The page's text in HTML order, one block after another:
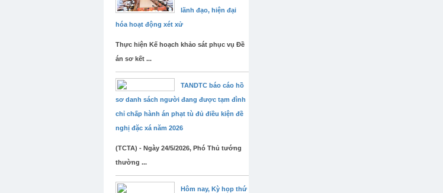
lãnh đạo, hiện đại
hóa hoạt động xét xử
Thực hiện Kế hoạch khảo sát phục vụ Đề
án sơ kết ...
TANDTC báo cáo hồ
sơ danh sách người đang được tạm đình
chỉ chấp hành án phạt tù đủ điều kiện đề
nghị đặc xá năm 2026
(TCTA) - Ngày 24/5/2026, Phó Thủ tướng
thường ...
Hôm nay, Kỳ họp thứ